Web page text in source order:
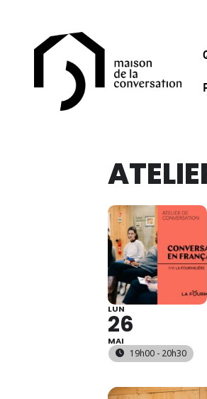
LUN
26
MAI
19h00 - 20h30